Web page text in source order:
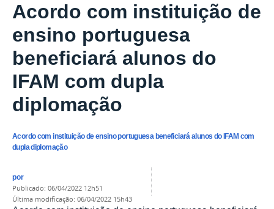
Acordo com instituição de
ensino portuguesa
beneficiará alunos do
IFAM com dupla
diplomação
Acordo com instituição de ensino portuguesa beneficiará alunos do IFAM com
dupla diplomação
por
publicado: 06/04/2022 12h51
última modificação: 06/04/2022 15h43